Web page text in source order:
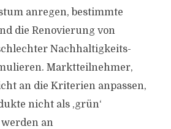
anregen, bestimmte
die Renovierung von
Nachhaltigkeits-
Marktteilnehmer,
an die Kriterien anpassen,
nicht als ‚grün‘
an